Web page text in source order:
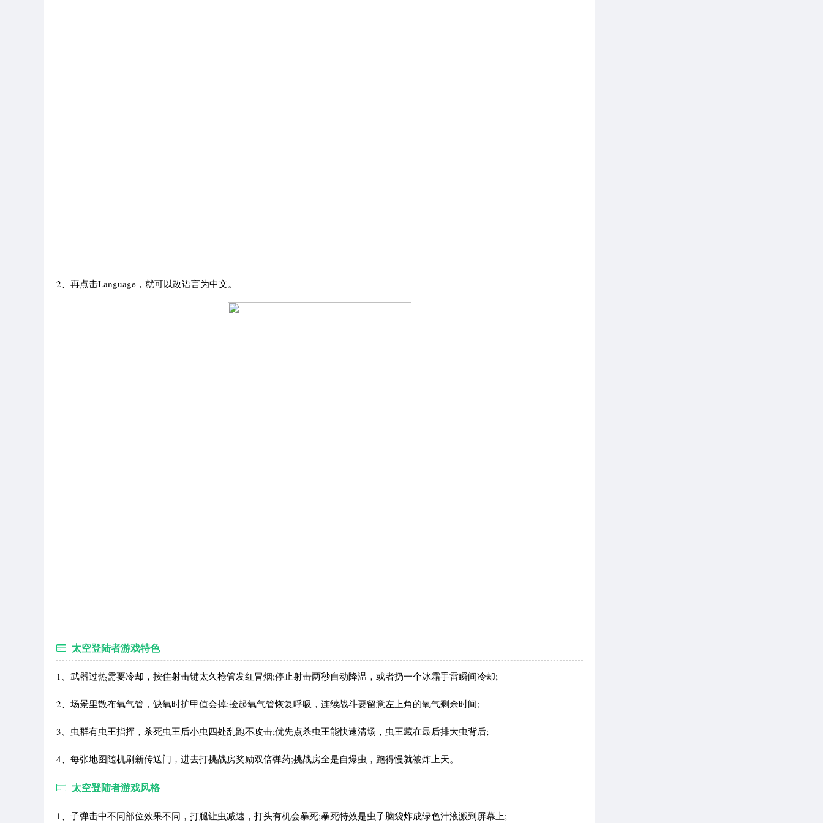
2、再点击Language，就可以改语言为中文。
太空登陆者游戏特色
1、武器过热需要冷却，按住射击键太久枪管发红冒烟;停止射击两秒自动降温，或者扔一个冰霜手雷瞬间冷却;
2、场景里散布氧气管，缺氧时护甲值会掉;捡起氧气管恢复呼吸，连续战斗要留意左上角的氧气剩余时间;
3、虫群有虫王指挥，杀死虫王后小虫四处乱跑不攻击;优先点杀虫王能快速清场，虫王藏在最后排大虫背后;
4、每张地图随机刷新传送门，进去打挑战房奖励双倍弹药;挑战房全是自爆虫，跑得慢就被炸上天。
太空登陆者游戏风格
1、子弹击中不同部位效果不同，打腿让虫减速，打头有机会暴死;暴死特效是虫子脑袋炸成绿色汁液溅到屏幕上;